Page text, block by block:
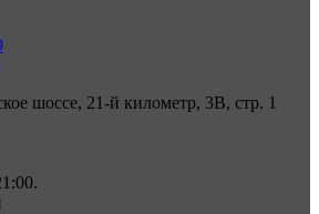
шоссе, 21-й километр, 3В, стр. 1